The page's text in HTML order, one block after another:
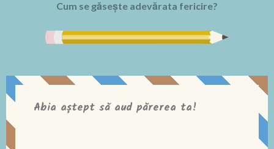
Cum se găsește adevărata fericire?